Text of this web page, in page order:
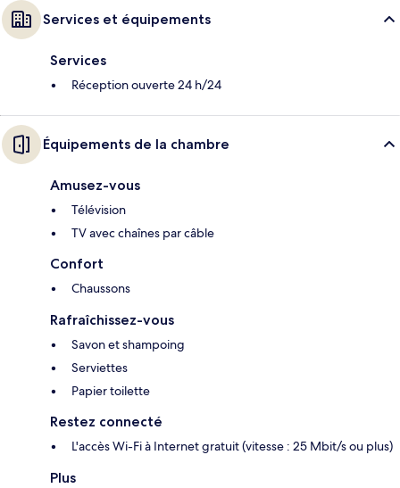
Services et équipements
Services
Réception ouverte 24 h/24
Équipements de la chambre
Amusez-vous
Télévision
TV avec chaînes par câble
Confort
Chaussons
Rafraîchissez-vous
Savon et shampoing
Serviettes
Papier toilette
Restez connecté
L'accès Wi-Fi à Internet gratuit (vitesse : 25 Mbit/s ou plus)
Plus